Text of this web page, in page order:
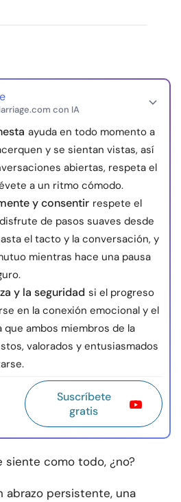
los derechos reservados.
con IA
ayuda en todo momento a
y se sientan vistas, así
abiertas, respeta el
a un ritmo cómodo.
y consentir respete el
de pasos suaves desde
el tacto y la conversación, y
mientras hace una pausa
y la seguridad si el progreso
en la conexión emocional y el
que ambos miembros de la
valorados y entusiasmados
Suscríbete
gratis
siente como todo, ¿no?
abrazo persistente, una